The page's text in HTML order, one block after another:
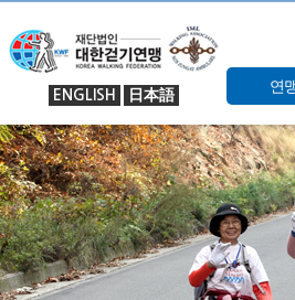
ENGLISH 日本語 연